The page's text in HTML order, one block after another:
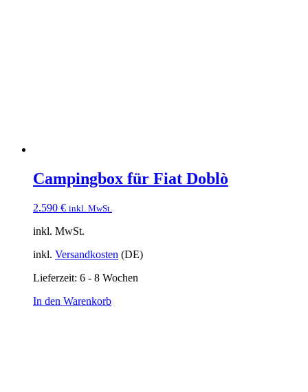
Campingbox für Fiat Doblò
2.590 € inkl. MwSt.
inkl. MwSt.
inkl. Versandkosten (DE)
Lieferzeit: 6 - 8 Wochen
In den Warenkorb